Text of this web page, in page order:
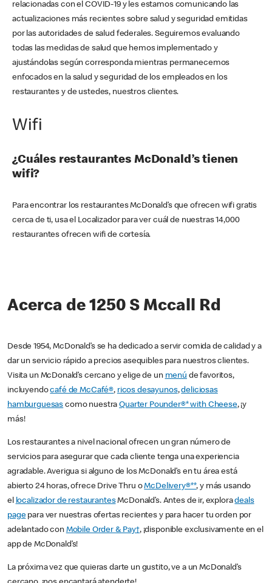
relacionadas con el COVID-19 y les estamos comunicando las
actualizaciones más recientes sobre salud y seguridad emitidas
por las autoridades de salud federales. Seguiremos evaluando
todas las medidas de salud que hemos implementado y
ajustándolas según corresponda mientras permanecemos
enfocados en la salud y seguridad de los empleados en los
restaurantes y de ustedes, nuestros clientes.
Wifi
¿Cuáles restaurantes McDonald’s tienen
wifi?
Para encontrar los restaurantes McDonald’s que ofrecen wifi gratis
cerca de ti, usa el Localizador para ver cuál de nuestras 14,000
restaurantes ofrecen wifi de cortesía.
Acerca de 1250 S Mccall Rd
Desde 1954, McDonald’s se ha dedicado a servir comida de calidad y a
dar un servicio rápido a precios asequibles para nuestros clientes.
Visita un McDonald’s cercano y elige de un menú de favoritos,
incluyendocafé de McCafé®, ricos desayunos,deliciosas
hamburguesas como nuestraQuarter Pounder®* with Cheese, ¡y
más!
Los restaurantes a nivel nacional ofrecen un gran número de
servicios para asegurar que cada cliente tenga una experiencia
agradable. Averigua si alguno de los McDonald’s en tu área está
abierto 24 horas, ofrece Drive Thru oMcDelivery®**, y más usando
el localizador de restaurantesMcDonald’s. Antes de ir, exploradeals
pagepara ver nuestras ofertas recientes y para hacer tu orden por
adelantado con Mobile Order & Pay†, ¡disponible exclusivamente en el
app de McDonald’s!
La próxima vez que quieras darte un gustito, ve a un McDonald’s